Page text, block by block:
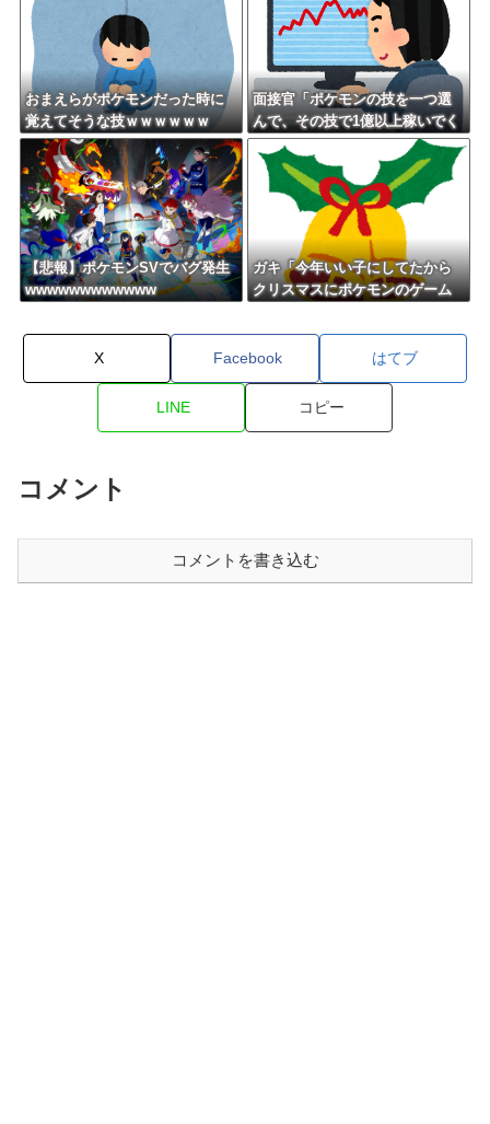
おまえらがポケモンだった時に
覚えてそうな技ｗｗｗｗｗｗ
面接官「ポケモンの技を一つ選
んで、その技で1億以上稼いでく
ださい」
【悲報】ポケモンSVでバグ発生
wwwwwwwwwwww
ガキ「今年いい子にしてたから
クリスマスにポケモンのゲーム
X Facebook はてブ
LINE コピー
コメント
コメントを書き込む